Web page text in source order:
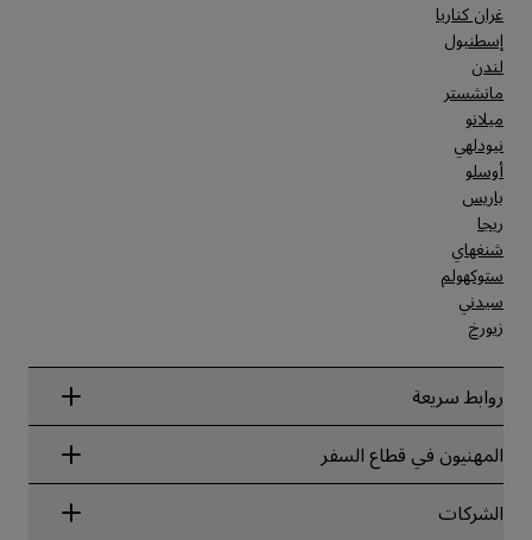
غران كناريا
إسطنبول
لندن
مانشستر
ميلانو
نيودلهي
أوسلو
باريس
ريجا
شنغهاي
ستوكهولم
سيدني
زيورخ
روابط سريعة
Radisson Rewards
ضمان أفضل سعر حجز عبر الإنترنت
Blog
الوجهات
المهنيون في قطاع السفر
الشركاء
الشركات